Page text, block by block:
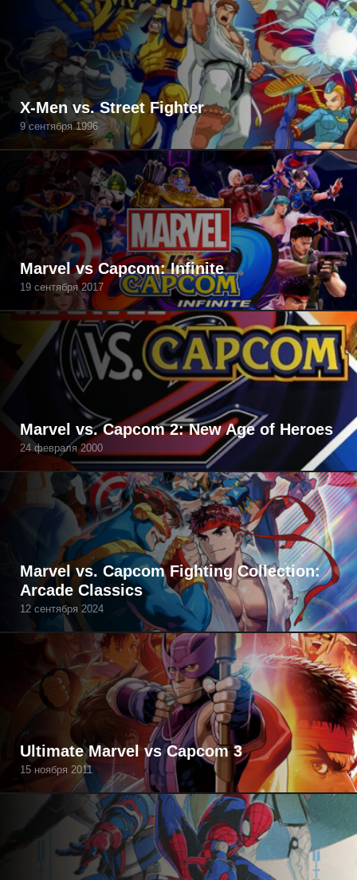
X-Men vs. Street Fighter
9 сентября 1996
Marvel vs Capcom: Infinite
19 сентября 2017
Marvel vs. Capcom 2: New Age of Heroes
24 февраля 2000
Marvel vs. Capcom Fighting Collection:
Arcade Classics
12 сентября 2024
Ultimate Marvel vs Capcom 3
15 ноября 2011